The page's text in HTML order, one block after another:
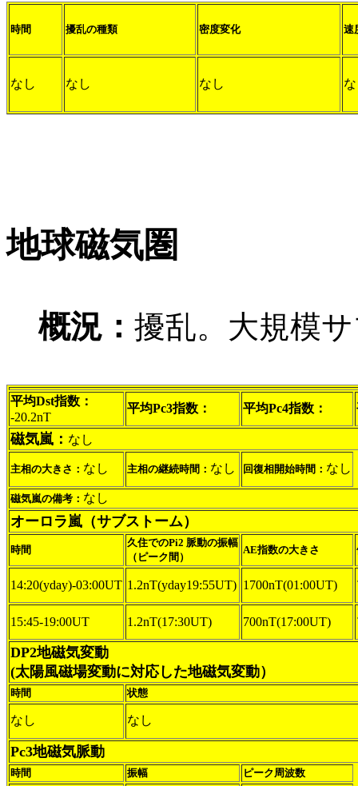
時間 擾乱の種類 密度変化 速
なし なし なし
地球磁気圏
概況： 擾乱。大規模
平均Dst指数：
-20.2nT
平均Pc3指数： 平均Pc4指数：
磁気嵐： なし
主相の大きさ： なし 主相の継続時間： なし 回復相開始時間： なし
磁気嵐の備考： なし
オーロラ嵐（サブストーム）
時間
久住でのPi2 脈動の振幅
（ピーク間）
AE指数の大きさ
14:20(yday)-03:00UT 1.2nT(yday19:55UT) 1700nT(01:00UT)
15:45-19:00UT 1.2nT(17:30UT) 700nT(17:00UT)
DP2地磁気変動
(太陽風磁場変動に対応した地磁気変動）
時間 状態
なし なし
Pc3地磁気脈動
時間 振幅 ピーク周波数